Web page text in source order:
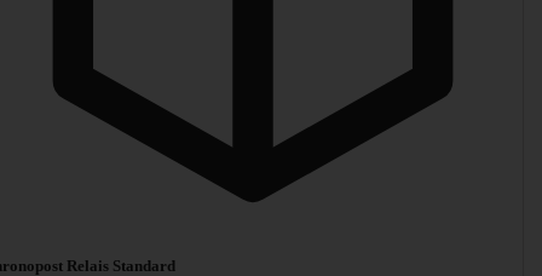
Relais Standard